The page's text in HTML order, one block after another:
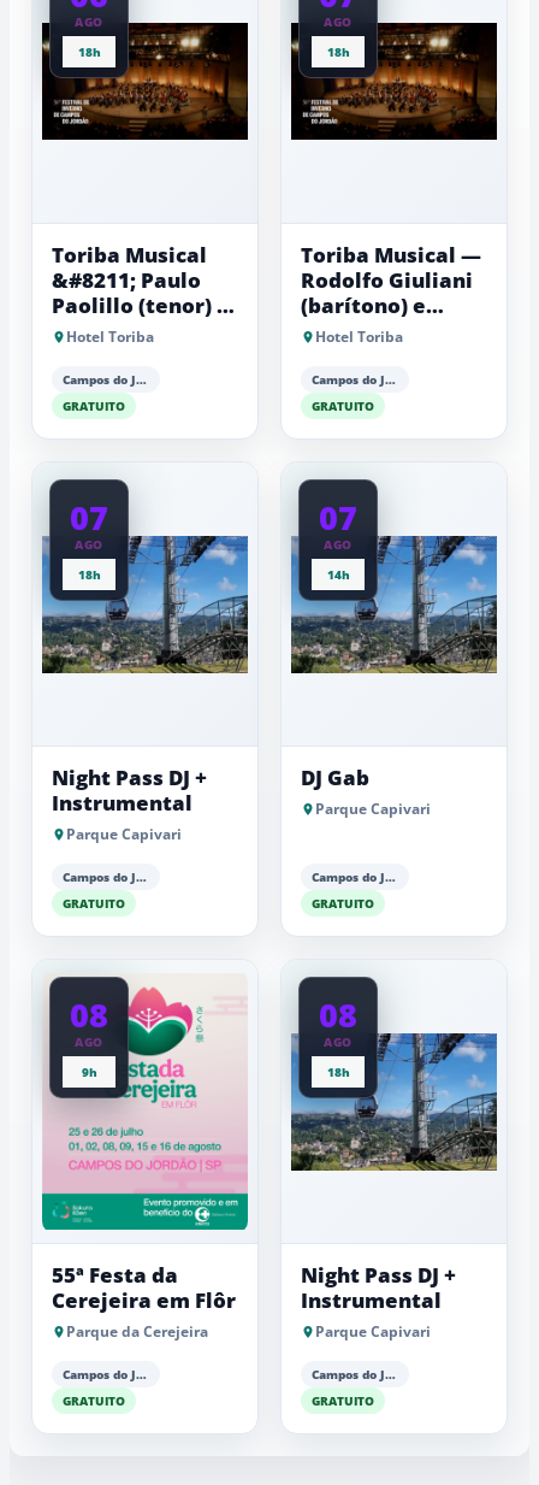
AGO
18h
Toriba Musical
&#8211; Paulo
Paolillo (tenor) e
Antonio Luiz
Hotel Toriba
Campos do Jordão
GRATUITO
AGO
18h
Toriba Musical —
Rodolfo Giuliani
(barítono) e
Antonio Luiz
Hotel Toriba
Campos do Jordão
GRATUITO
07
AGO
18h
Night Pass DJ +
Instrumental
Parque Capivari
Campos do Jordão
GRATUITO
07
AGO
14h
DJ Gab
Parque Capivari
Campos do Jordão
GRATUITO
08
AGO
9h
55ª Festa da
Cerejeira em Flôr
Parque da Cerejeira
Campos do Jordão
GRATUITO
08
AGO
18h
Night Pass DJ +
Instrumental
Parque Capivari
Campos do Jordão
GRATUITO